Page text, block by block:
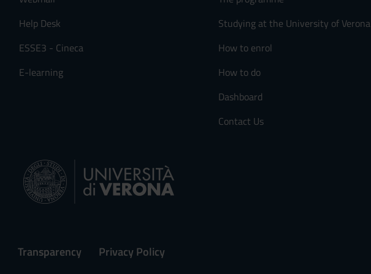
Help Desk
ESSE3 - Cineca
E-learning
Studying at the University of Verona
How to enrol
How to do
Dashboard
Contact Us
Transparency Privacy Policy